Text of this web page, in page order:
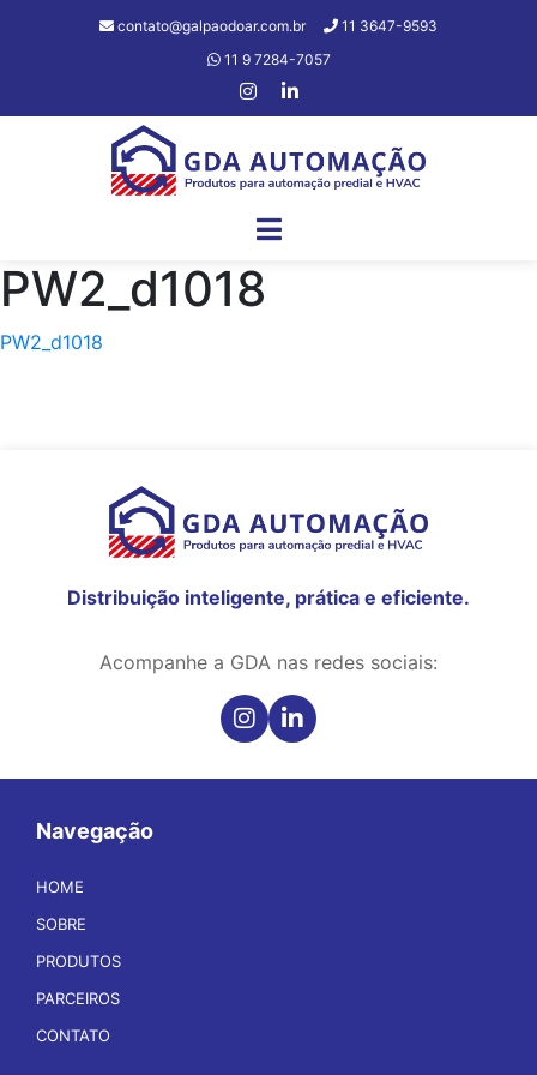
contato@galpaodoar.com.br
11 3647-9593
11 9 7284-7057
PW2_d1018
PW2_d1018
Distribuição inteligente, prática e eficiente.
Acompanhe a GDA nas redes sociais:
Navegação
HOME
SOBRE
PRODUTOS
PARCEIROS
CONTATO